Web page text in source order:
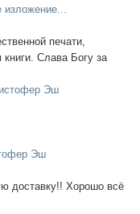
печати,
книги. Слава Богу за
Эш
доставку!! Хорошо всё